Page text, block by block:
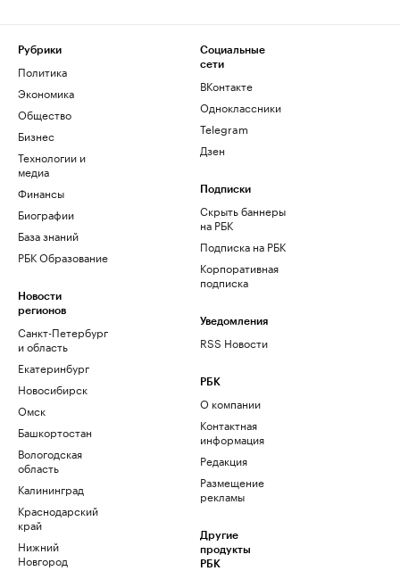
Рубрики
Политика
Экономика
Общество
Бизнес
Технологии и
медиа
Финансы
Биографии
База знаний
РБК Образование
Новости
регионов
Санкт-Петербург
и область
Екатеринбург
Новосибирск
Омск
Башкортостан
Вологодская
область
Калининград
Краснодарский
край
Нижний
Новгород
Социальные
сети
ВКонтакте
Одноклассники
Telegram
Дзен
Подписки
Скрыть баннеры
на РБК
Подписка на РБК
Корпоративная
подписка
Уведомления
RSS Новости
РБК
О компании
Контактная
информация
Редакция
Размещение
рекламы
Другие
продукты
РБК